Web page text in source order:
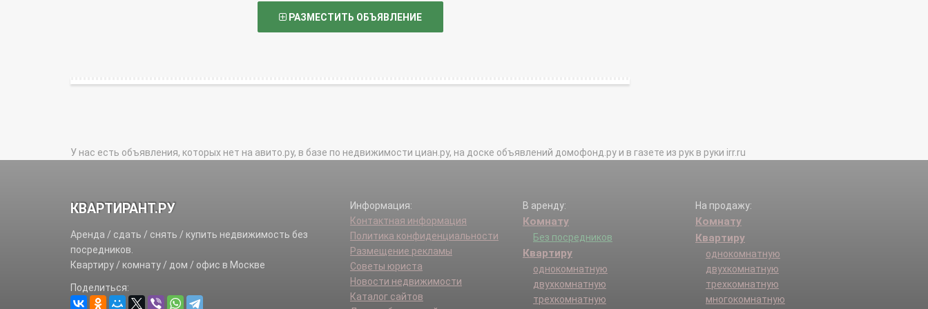
РАЗМЕСТИТЬ ОБЪЯВЛЕНИЕ
У нас есть объявления, которых нет на авито.ру, в базе по недвижимости циан.ру, на доске объявлений домофонд.ру и в газете из рук в руки irr.ru
КВАРТИРАНТ.РУ
Аренда / сдать / снять / купить недвижимость без
посредников.
Квартиру / комнату / дом / офис в Москве
Поделиться:
Информация:
Контактная информация
Политика конфиденциальности
Размещение рекламы
Советы юриста
Новости недвижимости
Каталог сайтов
В аренду:
Комнату
Без посредников
Квартиру
однокомнатную
двухкомнатную
трехкомнатную
На продажу:
Комнату
Квартиру
однокомнатную
двухкомнатную
трехкомнатную
многокомнатную